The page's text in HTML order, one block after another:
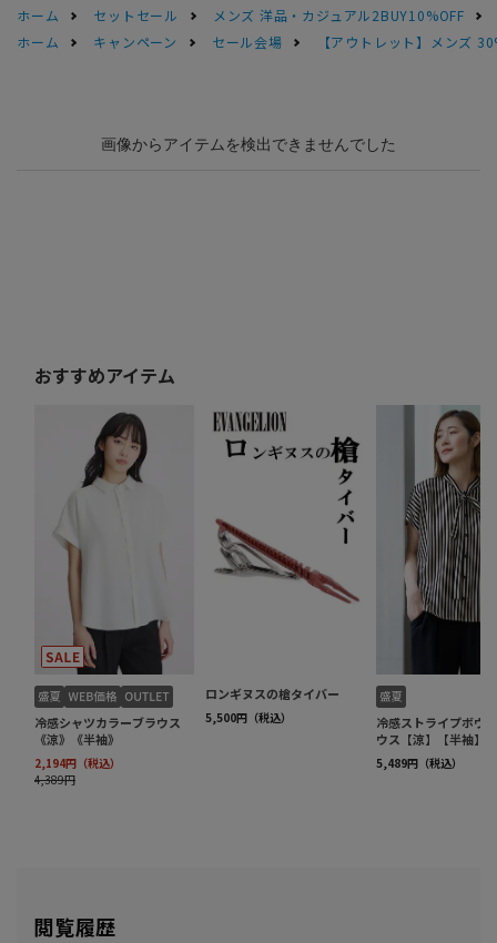
ホーム
セットセール
メンズ 洋品・カジュアル2BUY10%OFF
ホーム
キャンペーン セール会場 【アウトレット】メンズ
閲覧履歴